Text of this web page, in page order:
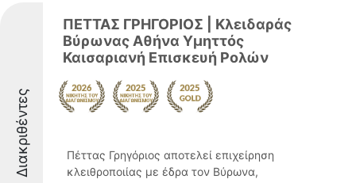
Διακριθέντες
ΠΕΤΤΑΣ ΓΡΗΓΟΡΙΟΣ | Κλειδαράς
Βύρωνας Αθήνα Υμηττός
Καισαριανή Επισκευή Ρολών
Πέττας Γρηγόριος αποτελεί επιχείρηση
κλειθροποιίας με έδρα τον Βύρωνα,